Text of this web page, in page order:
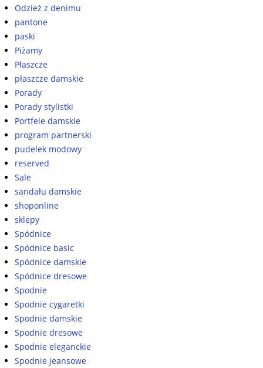
Odzież z denimu
pantone
paski
Piżamy
Płaszcze
płaszcze damskie
Porady
Porady stylistki
Portfele damskie
program partnerski
pudelek modowy
reserved
Sale
sandału damskie
shoponline
sklepy
Spódnice
Spódnice basic
Spódnice damskie
Spódnice dresowe
Spodnie
Spodnie cygaretki
Spodnie damskie
Spodnie dresowe
Spodnie eleganckie
Spodnie jeansowe